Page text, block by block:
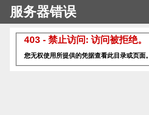
服务器错误
403 - 禁止访问: 访问被拒绝。
您无权使用所提供的凭据查看此目录或页面。